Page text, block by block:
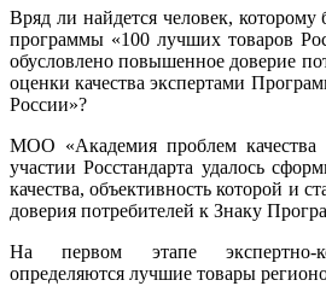
Вряд ли найдется человек,
программы «100 лучших товаров
обусловлено повышенное доверие
оценки качества экспертами
России»?
МОО «Академия проблем
участии Росстандарта удалось
качества, объективность которой и
доверия потребителей к Знаку
На первом этапе экспертно-
определяются лучшие товары